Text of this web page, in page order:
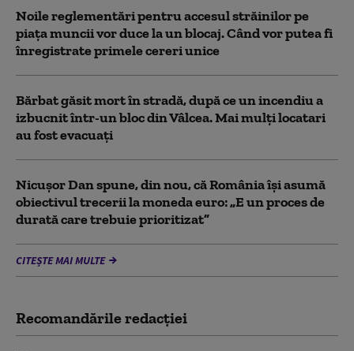
Noile reglementări pentru accesul străinilor pe
piaţa muncii vor duce la un blocaj. Când vor putea fi
înregistrate primele cereri unice
Bărbat găsit mort în stradă, după ce un incendiu a
izbucnit într-un bloc din Vâlcea. Mai mulți locatari
au fost evacuați
Nicușor Dan spune, din nou, că România își asumă
obiectivul trecerii la moneda euro: „E un proces de
durată care trebuie prioritizat”
CITEȘTE MAI MULTE
Recomandările redacţiei